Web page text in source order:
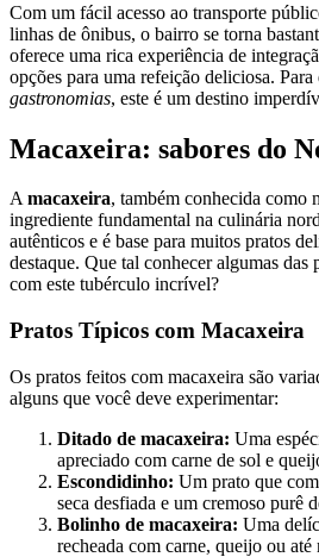
Com um fácil acesso ao transporte
linhas de ônibus, o bairro se torna
oferece uma rica experiência de
opções para uma refeição deliciosa.
gastronomias, este é um destino
Macaxeira: sabores do
Amacaxeira, também conhecida como
ingrediente fundamental na culinária
autênticos e é base para muitos pratos
destaque. Que tal conhecer algumas das
com este tubérculo incrível?
Pratos Típicos com Macaxeira
Os pratos feitos com macaxeira são
alguns que você deve experimentar:
Ditado de macaxeira: Uma
apreciado com carne de sol e
Escondidinho: Um prato que
seca desfiada e um cremoso purê
Bolinho de macaxeira: Uma
recheada com carne, queijo ou até